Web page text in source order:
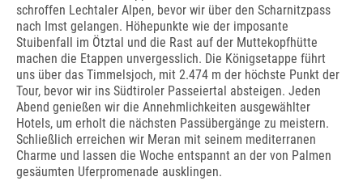
schroffen Lechtaler Alpen, bevor wir über den Scharnitzpass
nach Imst gelangen. Höhepunkte wie der imposante
Stuibenfall im Ötztal und die Rast auf der Muttekopfhütte
machen die Etappen unvergesslich. Die Königsetappe führt
uns über das Timmelsjoch, mit 2.474 m der höchste Punkt der
Tour, bevor wir ins Südtiroler Passeiertal absteigen. Jeden
Abend genießen wir die Annehmlichkeiten ausgewählter
Hotels, um erholt die nächsten Passübergänge zu meistern.
Schließlich erreichen wir Meran mit seinem mediterranen
Charme und lassen die Woche entspannt an der von Palmen
gesäumten Uferpromenade ausklingen.